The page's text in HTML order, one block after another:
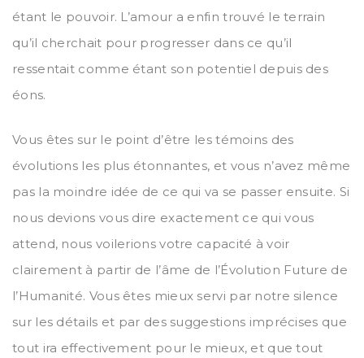
étant le pouvoir. L’amour a enfin trouvé le terrain
qu’il cherchait pour progresser dans ce qu’il
ressentait comme étant son potentiel depuis des
éons.
Vous êtes sur le point d’être les témoins des
évolutions les plus étonnantes, et vous n’avez même
pas la moindre idée de ce qui va se passer ensuite. Si
nous devions vous dire exactement ce qui vous
attend, nous voilerions votre capacité à voir
clairement à partir de l’âme de l’Évolution Future de
l’Humanité. Vous êtes mieux servi par notre silence
sur les détails et par des suggestions imprécises que
tout ira effectivement pour le mieux, et que tout